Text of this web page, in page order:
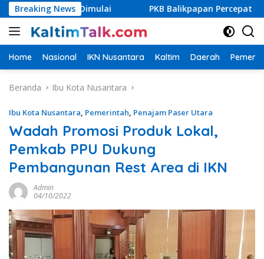
Langsung
ke
konten
Breaking News
Segera Dimulai PKB Balikpapan Percepat
Home Nasional IKN Nusantara Kaltim Daerah
Beranda Ibu Kota Nusantara
Ibu Kota Nusantara, Pemerintah, Penajam Paser Utara
Wadah Promosi Produk Lokal,
Pemkab PPU Dukung
Pembangunan Rest Area di IKN
Admin
04/10/2022